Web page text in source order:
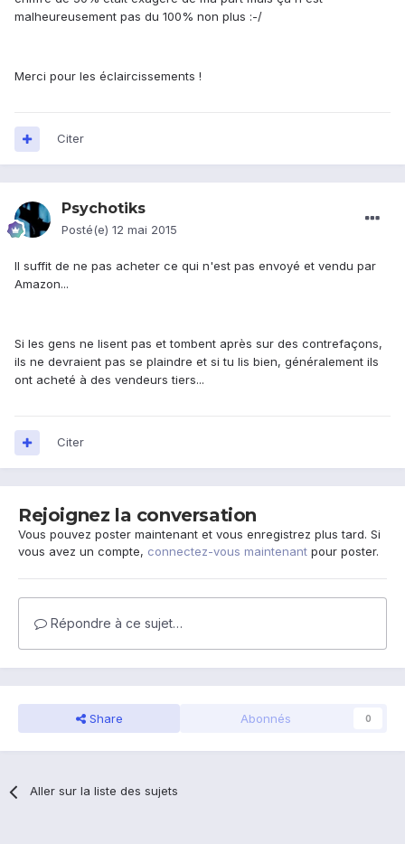
malheureusement pas du 100% non plus :-/
Merci pour les éclaircissements !
Citer
Psychotiks
Posté(e) 12 mai 2015
Il suffit de ne pas acheter ce qui n'est pas envoyé et vendu par
Amazon...
Si les gens ne lisent pas et tombent après sur des contrefaçons,
ils ne devraient pas se plaindre et si tu lis bien, généralement ils
ont acheté à des vendeurs tiers...
Citer
Rejoignez la conversation
Vous pouvez poster maintenant et vous enregistrez plus tard. Si
vous avez un compte, connectez-vous maintenant pour poster.
Répondre à ce sujet…
Share Abonnés 0
Aller sur la liste des sujets